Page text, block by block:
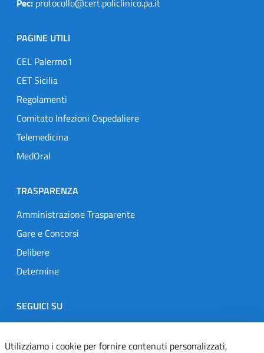
PAGINE UTILI
CEL Palermo1
CET Sicilia
Regolamenti
Comitato Infezioni Ospedaliere
Telemedicina
MedOral
TRASPARENZA
Amministrazione Trasparente
Gare e Concorsi
Delibere
Determine
SEGUICI SU
Designers Italia
TwitterInstagramYoutubeLinkedin
Utilizziamo i cookie per fornire contenuti personalizzati,